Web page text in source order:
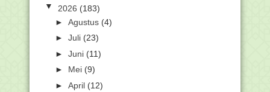
▼ 2026 (183)
► Agustus (4)
► Juli (23)
► Juni (11)
► Mei (9)
► April (12)